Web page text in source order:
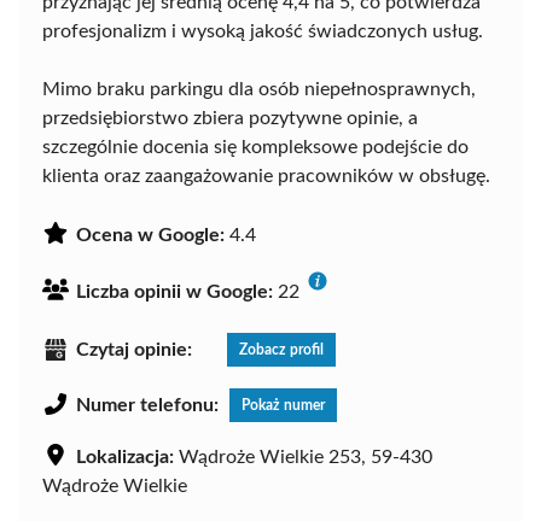
profesjonalizm i wysoką jakość świadczonych usług.
Mimo braku parkingu dla osób niepełnosprawnych,
przedsiębiorstwo zbiera pozytywne opinie, a
szczególnie docenia się kompleksowe podejście do
klienta oraz zaangażowanie pracowników w obsługę.
Ocena w Google: 4.4
Liczba opinii w Google: 22
Czytaj opinie: Zobacz profil
Numer telefonu: Pokaż numer
Lokalizacja: Wądroże Wielkie 253, 59-430
Wądroże Wielkie